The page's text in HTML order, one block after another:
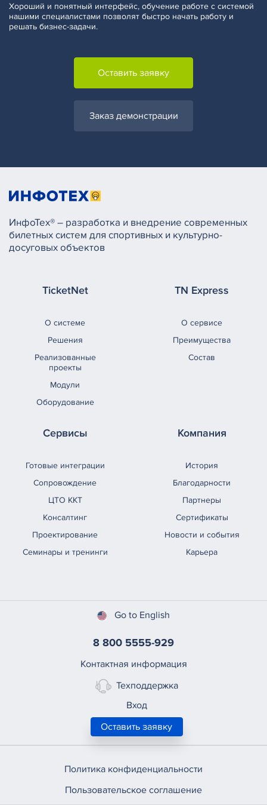
Хороший и понятный интерфейс, обучение работе с системой
нашими специалистами позволят быстро начать работу и
решать бизнес-задачи.
Оставить заявку
Заказ демонстрации
ИнфоТех® – разработка и внедрение современных
билетных систем для спортивных и культурно-
досуговых объектов
TicketNet
О системе
Решения
Реализованные
проекты
Модули
Оборудование
TN Express
О сервисе
Преимущества
Состав
Сервисы
Готовые интеграции
Сопровождение
ЦТО ККТ
Консалтинг
Проектирование
Семинары и тренинги
Компания
История
Благодарности
Партнеры
Сертификаты
Новости и события
Карьера
Go to English
8 800 5555-929
Контактная информация
Техподдержка
Вход
Оставить заявку
Политика конфиденциальности
Пользовательское соглашение